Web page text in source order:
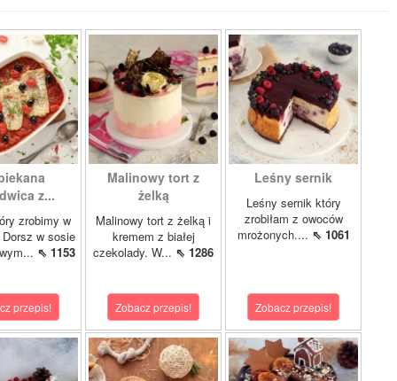
z...
zrobimy w
w sosie
⇖ 1153
przepis!
Malinowy tort z
żelką
Malinowy tort z żelką i
kremem z białej
czekolady. W... ⇖ 1286
Zobacz przepis!
Leśny sernik
Leśny sernik który
zrobiłam z owoców
mrożonych.... ⇖ 1061
Zobacz przepis!